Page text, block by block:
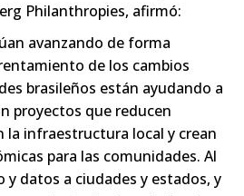
Philanthropies, afirmó:
avanzando de forma
de los cambios
brasileños están ayudando a
proyectos que reducen
la infraestructura local y crean
para las comunidades. Al
y datos a ciudades y estados, y